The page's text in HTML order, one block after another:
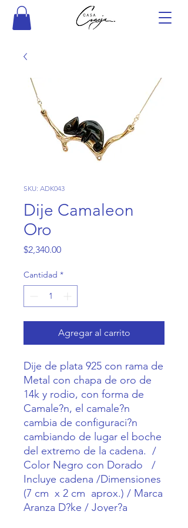
SKU: ADK043
Dije Camaleon
Oro
$2,340.00Precio
Cantidad *
Agregar al carrito
Dije de plata 925 con rama de
Metal con chapa de oro de
14k y rodio, con forma de
Camale?n, el camale?n
cambia de configuraci?n
cambiando de lugar el boche
del extremo de la cadena.  /
Color Negro con Dorado   /
Incluye cadena /Dimensiones
(7 cm  x 2 cm  aprox.) / Marca
Aranza D?ke / Joyer?a